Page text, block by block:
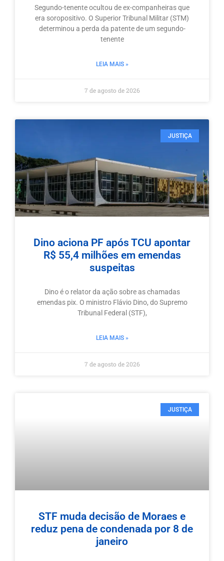
Segundo-tenente ocultou de ex-companheiras que
era soropositivo. O Superior Tribunal Militar (STM)
determinou a perda da patente de um segundo-
tenente
LEIA MAIS »
7 de agosto de 2026
JUSTIÇA
Dino aciona PF após TCU apontar
R$ 55,4 milhões em emendas
suspeitas
Dino é o relator da ação sobre as chamadas
emendas pix. O ministro Flávio Dino, do Supremo
Tribunal Federal (STF),
LEIA MAIS »
7 de agosto de 2026
JUSTIÇA
STF muda decisão de Moraes e
reduz pena de condenada por 8 de
janeiro